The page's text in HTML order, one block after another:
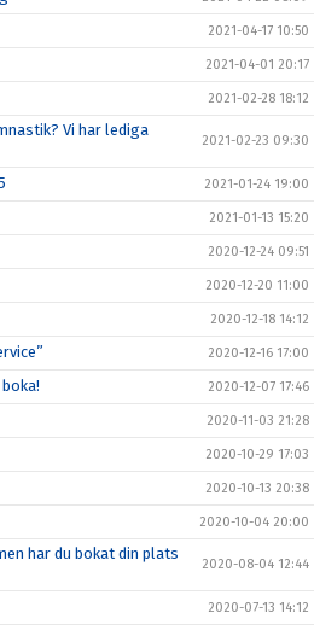
2021-04-17 10:50
2021-04-01 20:17
2021-02-28 18:12
Vi har lediga
2021-02-23 09:30
2021-01-24 19:00
2021-01-13 15:20
2020-12-24 09:51
2020-12-20 11:00
2020-12-18 14:12
2020-12-16 17:00
2020-12-07 17:46
2020-11-03 21:28
2020-10-29 17:03
2020-10-13 20:38
2020-10-04 20:00
har du bokat din plats
2020-08-04 12:44
2020-07-13 14:12